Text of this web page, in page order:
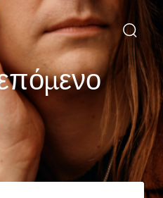
πόμενο